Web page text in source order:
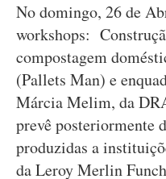
No domingo, 26 de
workshops:
compostagem
(Pallets Man) e
Márcia Melim, da
prevê posteriormente
produzidas a
da Leroy Merlin